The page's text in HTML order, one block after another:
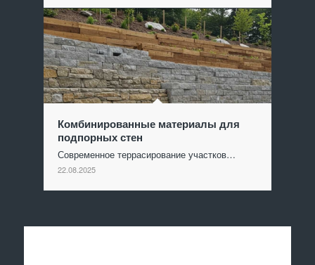
Комбинированные материалы для
подпорных стен
Современное террасирование участков…
22.08.2025